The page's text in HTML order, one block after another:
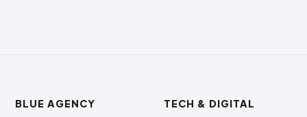
BLUE AGENCY TECH & DIGITAL